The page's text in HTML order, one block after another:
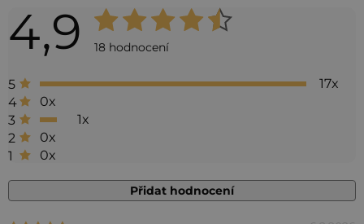
4,9
Průměrné
hodnocení
je
18 hodnocení
5
17x
4
0x
3
1x
2
0x
1
0x
Přidat hodnocení